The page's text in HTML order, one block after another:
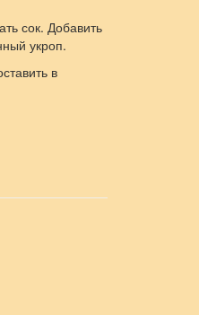
сок. Добавить
укроп.
в